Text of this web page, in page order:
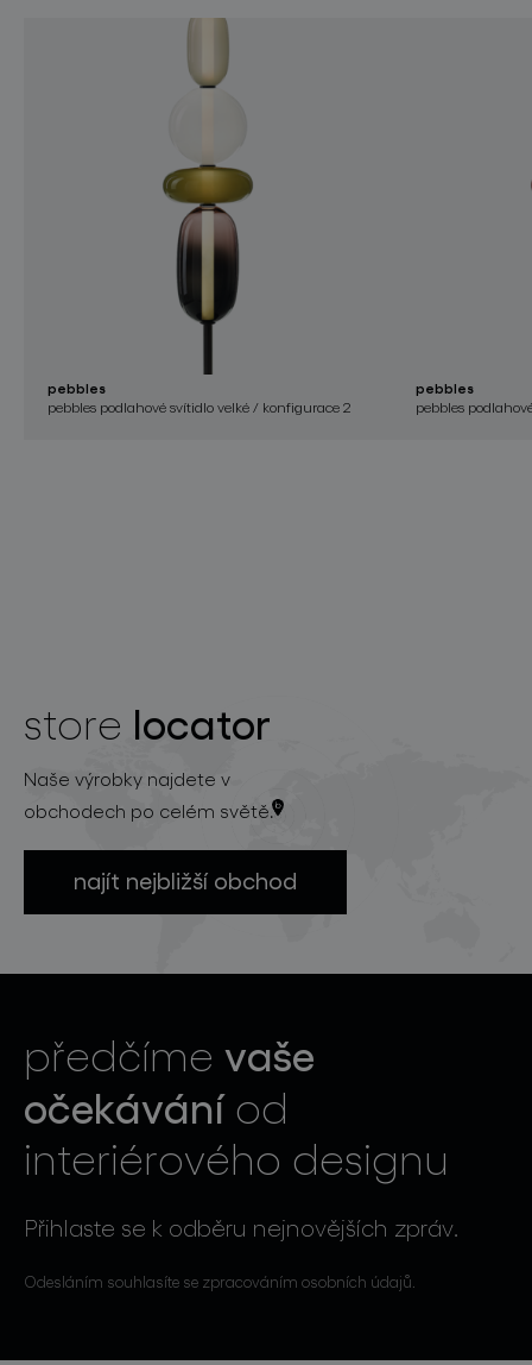
pebbles
pebbles podlahové svítidlo velké / konfigurace 2
pebbles
pebbles
store locator
Naše výrobky najdete v
obchodech po celém světě.
najít nejbližší obchod
předčíme vaše
očekáváníod
interiérového designu
Přihlaste se k odběru nejnovějších zpráv.
Odesláním souhlasíte se zpracováním osobních údajů.